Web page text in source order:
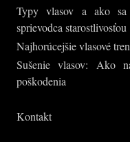
Typy vlasov a ako sa
sprievodca starostlivosťou
Najhorúcejšie vlasové
Sušenie vlasov: Ako
poškodenia
Kontakt